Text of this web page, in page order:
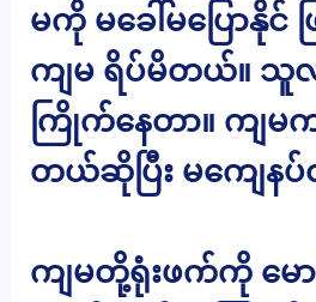
မကို မခေါ်မပြောနို
ကျမ ရိပ်မိတယ်။ သူ
ကြိုက်နေတာ။ ကျ
တယ်ဆိုပြီး မကျေန
ကျမတို့ရုံးဖက်ကို မေ